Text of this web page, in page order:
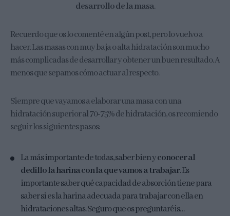
desarrollo de la masa.
Recuerdo que os lo comenté en algún post, pero lo vuelvo a
hacer. Las masas con muy baja o alta hidratación son mucho
más complicadas de desarrollar y obtener un buen resultado. A
menos que sepamos cómo actuar al respecto.
Siempre que vayamos a elaborar una masa con una
hidratación superior al 70-75% de hidratación, os recomiendo
seguir los siguientes pasos:
La más importante de todas, saber bien yconocer al
dedillo la harina con la que vamos a trabajar. Es
importante saber qué capacidad de absorción tiene para
saber si es la harina adecuada para trabajar con ella en
hidrataciones altas. Seguro que os preguntaréis…